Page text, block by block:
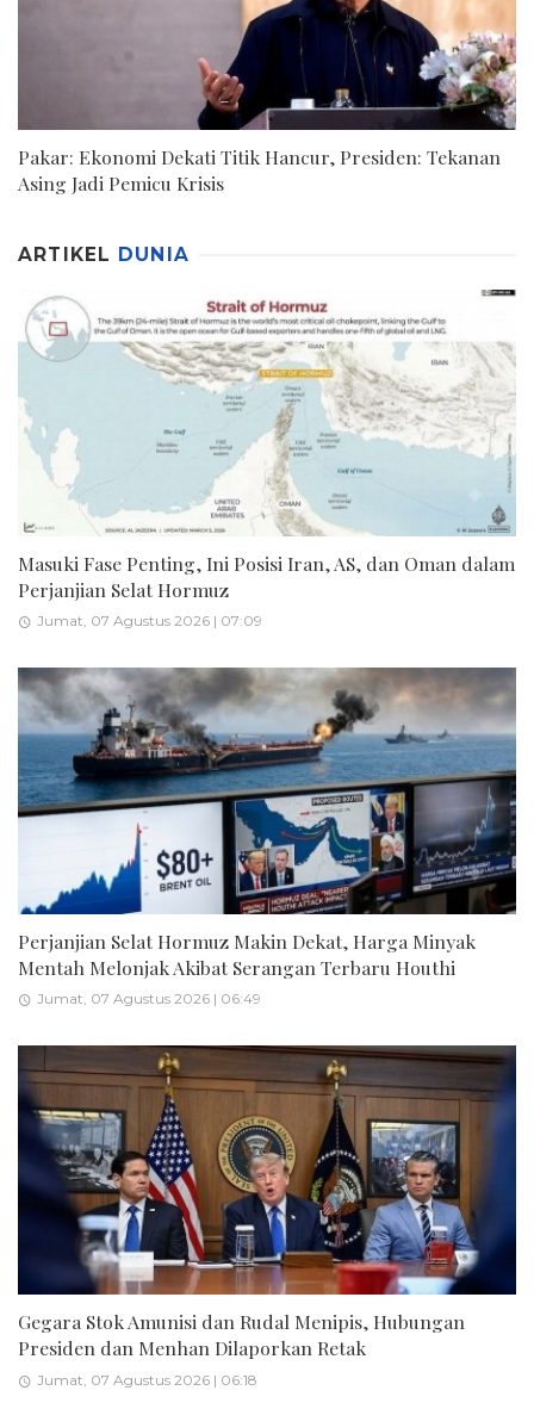
Pakar: Ekonomi Dekati Titik Hancur, Presiden: Tekanan
Asing Jadi Pemicu Krisis
ARTIKEL DUNIA
Masuki Fase Penting, Ini Posisi Iran, AS, dan Oman dalam
Perjanjian Selat Hormuz
Jumat, 07 Agustus 2026 | 07:09
Perjanjian Selat Hormuz Makin Dekat, Harga Minyak
Mentah Melonjak Akibat Serangan Terbaru Houthi
Jumat, 07 Agustus 2026 | 06:49
Gegara Stok Amunisi dan Rudal Menipis, Hubungan
Presiden dan Menhan Dilaporkan Retak
Jumat, 07 Agustus 2026 | 06:18